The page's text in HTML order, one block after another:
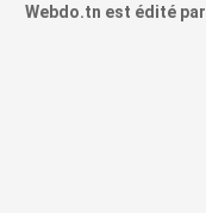
Webdo.tn est édité par